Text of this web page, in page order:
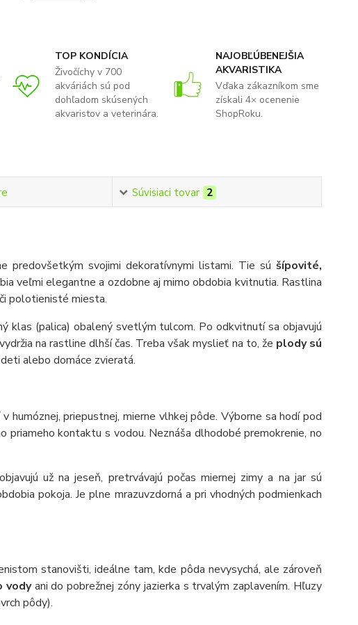
TOP KONDÍCIA
Živočíchy v 700
akváriách sú pod
dohľadom skúsených
akvaristov a veterinára.
NAJOBĽÚBENEJŠIA
AKVARISTIKA
Vďaka zákazníkom sme
získali 4× ocenenie
ShopRoku.
Súvisiaci tovar 2
predovšetkým svojimi dekoratívnymi listami. Tie sú šípovité,
veľmi elegantne a ozdobne aj mimo obdobia kvitnutia. Rastlina
polotienisté miesta.
klas (palica) obalený svetlým tulcom. Po odkvitnutí sa objavujú
na rastline dlhší čas. Treba však myslieť na to, že plody sú
alebo domáce zvieratá.
humóznej, priepustnej, mierne vlhkej pôde. Výborne sa hodí pod
kontaktu s vodou. Neznáša dlhodobé premokrenie, no
už na jeseň, pretrvávajú počas miernej zimy a na jar sú
pokoja. Je plne mrazuvzdorná a pri vhodných podmienkach
stanovišti, ideálne tam, kde pôda nevysychá, ale zároveň
vodyani do pobrežnej zóny jazierka s trvalým zaplavením. Hľuzy
pôdy).